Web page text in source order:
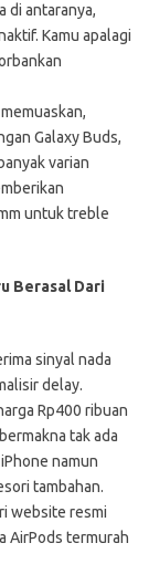
di antaranya,
Kamu apalagi
Galaxy Buds,
varian
untuk treble
Berasal Dari
sinyal nada
delay.
Rp400 ribuan
tak ada
namun
tambahan.
website resmi
AirPods termurah